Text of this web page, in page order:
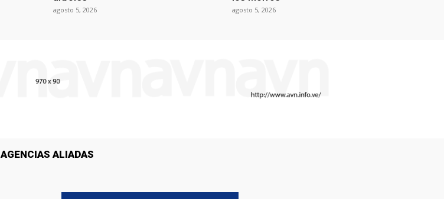
agosto 5, 2026 agosto 5, 2026
AGENCIAS ALIADAS